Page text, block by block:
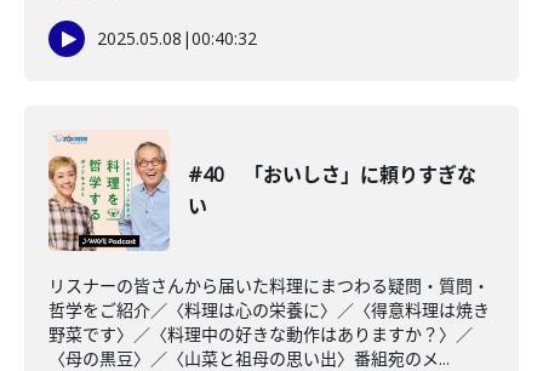
2025.05.08 |00:40:32
#40 「おいしさ」に頼りすぎな
い
リスナーの皆さんから届いた料理にまつわる疑問・質問・
哲学をご紹介／〈料理は心の栄養に〉／〈得意料理は焼き
野菜です〉／〈料理中の好きな動作はありますか？〉／
〈母の黒豆〉／〈山菜と祖母の思い出〉番組宛のメ...